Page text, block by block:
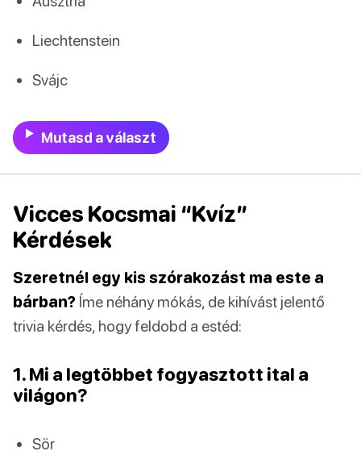
Liechtenstein
Svájc
Mutasd a választ
Vicces Kocsmai “Kvíz”
Kérdések
Szeretnél egy kis szórakozást ma este a
bárban? Íme néhány mókás, de kihívást jelentő
trivia kérdés, hogy feldobd a estéd:
1. Mi a legtöbbet fogyasztott ital a
világon?
Sör